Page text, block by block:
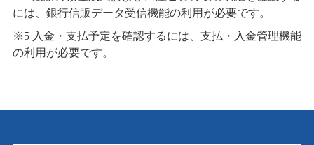
には、銀行信販データ受信機能の利用が必要です。
入金・支払予定を確認するには、支払・入金管理機能
の利用が必要です。